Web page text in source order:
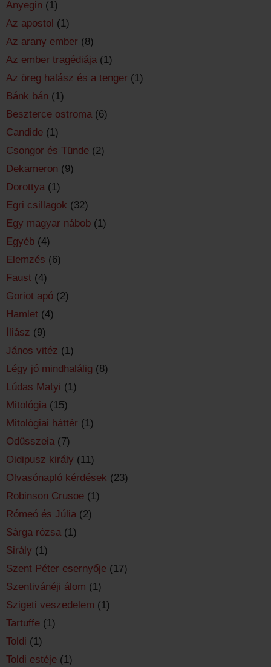
Anyegin (1)
Az apostol (1)
Az arany ember (8)
Az ember tragédiája (1)
Az öreg halász és a tenger (1)
Bánk bán (1)
Beszterce ostroma (6)
Candide (1)
Csongor és Tünde (2)
Dekameron (9)
Dorottya (1)
Egri csillagok (32)
Egy magyar nábob (1)
Egyéb (4)
Elemzés (6)
Faust (4)
Goriot apó (2)
Hamlet (4)
Íliász (9)
János vitéz (1)
Légy jó mindhalálig (8)
Lúdas Matyi (1)
Mitológia (15)
Mitológiai háttér (1)
Odüsszeia (7)
Oidipusz király (11)
Olvasónapló kérdések (23)
Robinson Crusoe (1)
Rómeó és Júlia (2)
Sárga rózsa (1)
Sirály (1)
Szent Péter esernyője (17)
Szentivánéji álom (1)
Szigeti veszedelem (1)
Tartuffe (1)
Toldi (1)
Toldi estéje (1)